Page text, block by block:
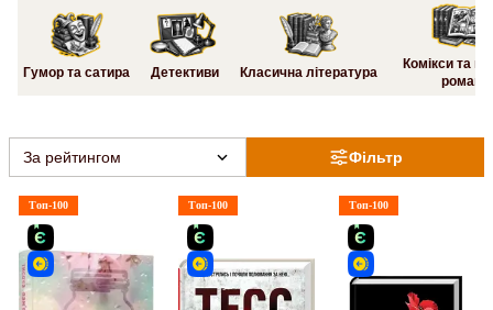
Гумор та сатира Детективи Класична література
Комікси та
романи
Фільтр
За рейтингом
Топ-100 Топ-100 Топ-100